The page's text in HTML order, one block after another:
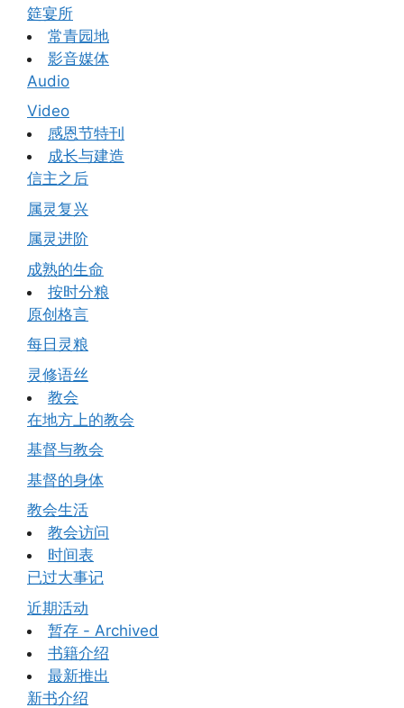
筵宴所
常青园地
影音媒体
Audio
Video
感恩节特刊
成长与建造
信主之后
属灵复兴
属灵进阶
成熟的生命
按时分粮
原创格言
每日灵粮
灵修语丝
教会
在地方上的教会
基督与教会
基督的身体
教会生活
教会访问
时间表
已过大事记
近期活动
暂存 - Archived
书籍介绍
最新推出
新书介绍